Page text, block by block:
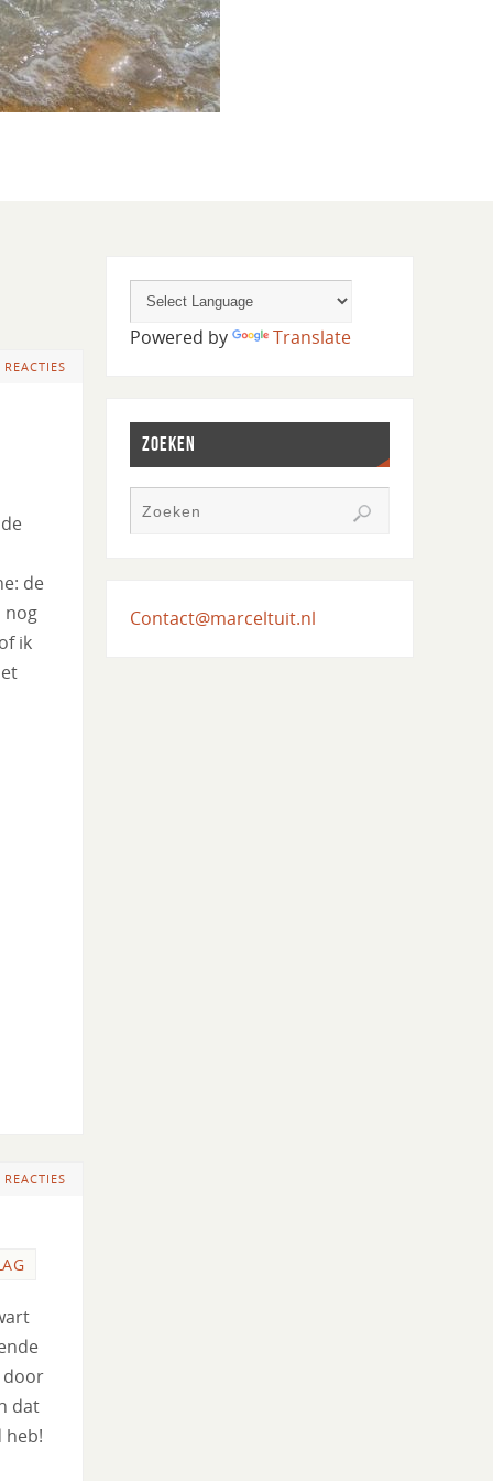
REACTIES
de
nog
ik
REACTIES
door
dat
heb!
Powered by Translate
ZOEKEN
Contact@marceltuit.nl